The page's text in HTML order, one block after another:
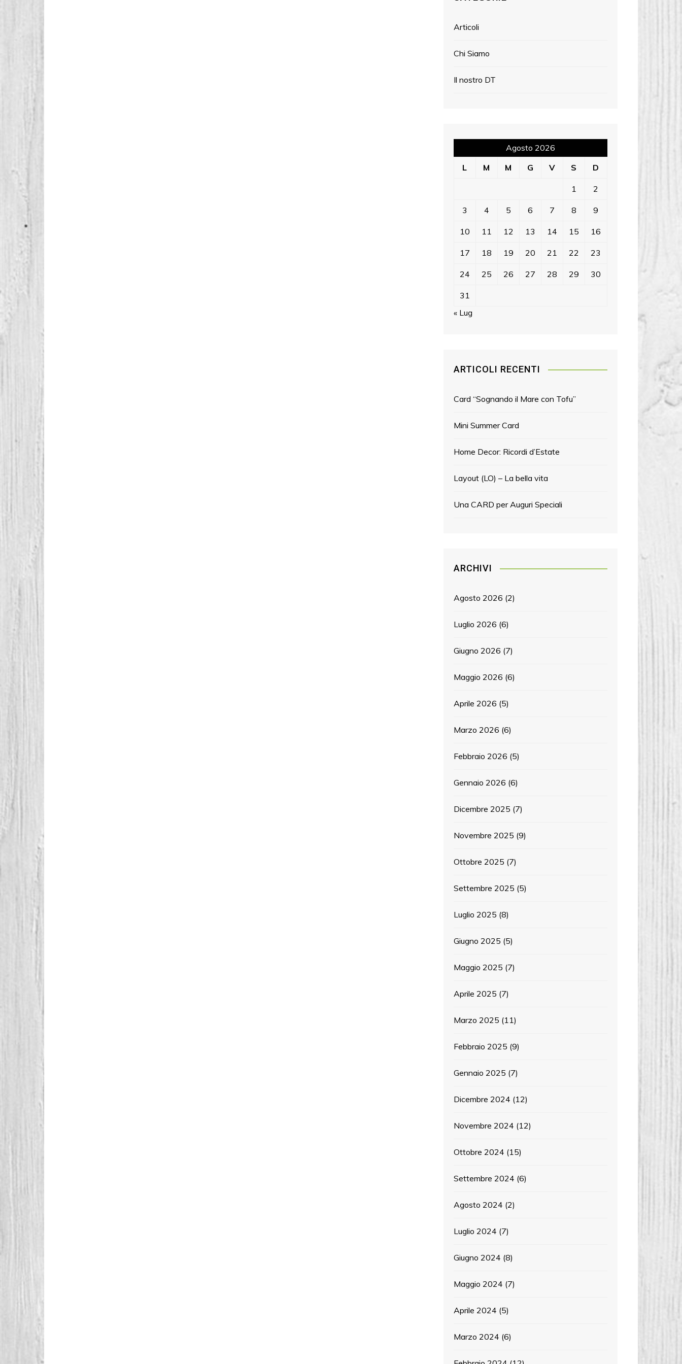
Articoli
Chi Siamo
Il nostro DT
Agosto 2026
L
M M G V S D
1 2
3 4 5 6 7 8 9
10 11 12 13 14 15 16
17 18 19 20 21 22 23
24 25 26 27 28 29 30
31
« Lug
ARTICOLI RECENTI
Card “Sognando il Mare con Tofu”
Mini Summer Card
Home Decor: Ricordi d’Estate
Layout (LO) – La bella vita
Una CARD per Auguri Speciali
ARCHIVI
Agosto 2026 (2)
Luglio 2026 (6)
Giugno 2026 (7)
Maggio 2026 (6)
Aprile 2026 (5)
Marzo 2026 (6)
Febbraio 2026 (5)
Gennaio 2026 (6)
Dicembre 2025 (7)
Novembre 2025 (9)
Ottobre 2025 (7)
Settembre 2025 (5)
Luglio 2025 (8)
Giugno 2025 (5)
Maggio 2025 (7)
Aprile 2025 (7)
Marzo 2025 (11)
Febbraio 2025 (9)
Gennaio 2025 (7)
Dicembre 2024 (12)
Novembre 2024 (12)
Ottobre 2024 (15)
Settembre 2024 (6)
Agosto 2024 (2)
Luglio 2024 (7)
Giugno 2024 (8)
Maggio 2024 (7)
Aprile 2024 (5)
Marzo 2024 (6)